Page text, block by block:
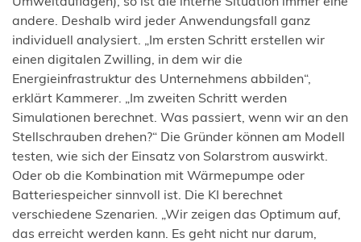
andere. Deshalb wird jeder Anwendungsfall ganz
individuell analysiert. „Im ersten Schritt erstellen wir
einen digitalen Zwilling, in dem wir die
Energieinfrastruktur des Unternehmens abbilden“,
erklärt Kammerer. „Im zweiten Schritt werden
Simulationen berechnet. Was passiert, wenn wir an den
Stellschrauben drehen?“ Die Gründer können am Modell
testen, wie sich der Einsatz von Solarstrom auswirkt.
Oder ob die Kombination mit Wärmepumpe oder
Batteriespeicher sinnvoll ist. Die KI berechnet
verschiedene Szenarien. „Wir zeigen das Optimum auf,
das erreicht werden kann. Es geht nicht nur darum,